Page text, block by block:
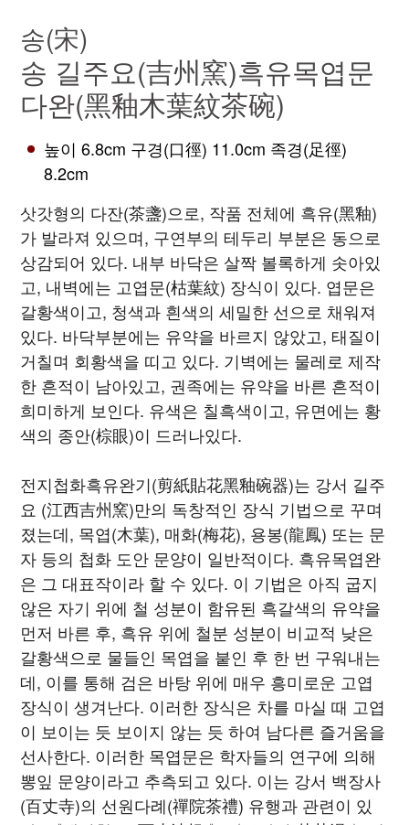
송(宋)
송 길주요(吉州窯)흑유목엽문
다완(黑釉木葉紋茶碗)
높이 6.8cm 구경(口徑) 11.0cm 족경(足徑)
8.2cm
삿갓형의 다잔(茶盞)으로, 작품 전체에 흑유(黑釉)
가 발라져 있으며, 구연부의 테두리 부분은 동으로
상감되어 있다. 내부 바닥은 살짝 볼록하게 솟아있
고, 내벽에는 고엽문(枯葉紋) 장식이 있다. 엽문은
갈황색이고, 청색과 흰색의 세밀한 선으로 채워져
있다. 바닥부분에는 유약을 바르지 않았고, 태질이
거칠며 회황색을 띠고 있다. 기벽에는 물레로 제작
한 흔적이 남아있고, 권족에는 유약을 바른 흔적이
희미하게 보인다. 유색은 칠흑색이고, 유면에는 황
색의 종안(棕眼)이 드러나있다.
전지첩화흑유완기(剪紙貼花黑釉碗器)는 강서 길주
요 (江西吉州窯)만의 독창적인 장식 기법으로 꾸며
졌는데, 목엽(木葉), 매화(梅花), 용봉(龍鳳) 또는 문
자 등의 첩화 도안 문양이 일반적이다. 흑유목엽완
은 그 대표작이라 할 수 있다. 이 기법은 아직 굽지
않은 자기 위에 철 성분이 함유된 흑갈색의 유약을
먼저 바른 후, 흑유 위에 철분 성분이 비교적 낮은
갈황색으로 물들인 목엽을 붙인 후 한 번 구워내는
데, 이를 통해 검은 바탕 위에 매우 흥미로운 고엽
장식이 생겨난다. 이러한 장식은 차를 마실 때 고엽
이 보이는 듯 보이지 않는 듯 하여 남다른 즐거움을
선사한다. 이러한 목엽문은 학자들의 연구에 의해
뽕잎 문양이라고 추측되고 있다. 이는 강서 백장사
(百丈寺)의 선원다례(禪院茶禮) 유행과 관련이 있